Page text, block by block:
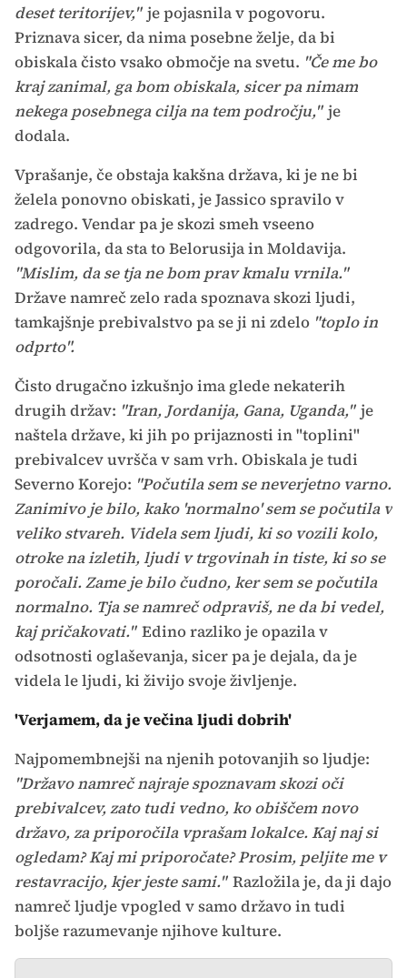
deset teritorijev," je pojasnila v pogovoru.
Priznava sicer, da nima posebne želje, da bi
obiskala čisto vsako območje na svetu. "Če me bo
kraj zanimal, ga bom obiskala, sicer pa nimam
nekega posebnega cilja na tem področju," je
dodala.
Vprašanje, če obstaja kakšna država, ki je ne bi
želela ponovno obiskati, je Jassico spravilo v
zadrego. Vendar pa je skozi smeh vseeno
odgovorila, da sta to Belorusija in Moldavija.
"Mislim, da se tja ne bom prav kmalu vrnila."
Države namreč zelo rada spoznava skozi ljudi,
tamkajšnje prebivalstvo pa se ji ni zdelo "toplo in
odprto".
Čisto drugačno izkušnjo ima glede nekaterih
drugih držav: "Iran, Jordanija, Gana, Uganda," je
naštela države, ki jih po prijaznosti in "toplini"
prebivalcev uvršča v sam vrh. Obiskala je tudi
Severno Korejo: "Počutila sem se neverjetno varno.
Zanimivo je bilo, kako 'normalno' sem se počutila v
veliko stvareh. Videla sem ljudi, ki so vozili kolo,
otroke na izletih, ljudi v trgovinah in tiste, ki so se
poročali. Zame je bilo čudno, ker sem se počutila
normalno. Tja se namreč odpraviš, ne da bi vedel,
kaj pričakovati." Edino razliko je opazila v
odsotnosti oglaševanja, sicer pa je dejala, da je
videla le ljudi, ki živijo svoje življenje.
'Verjamem, da je večina ljudi dobrih'
Najpomembnejši na njenih potovanjih so ljudje:
"Državo namreč najraje spoznavam skozi oči
prebivalcev, zato tudi vedno, ko obiščem novo
državo, za priporočila vprašam lokalce. Kaj naj si
ogledam? Kaj mi priporočate? Prosim, peljite me v
restavracijo, kjer jeste sami." Razložila je, da ji dajo
namreč ljudje vpogled v samo državo in tudi
boljše razumevanje njihove kulture.